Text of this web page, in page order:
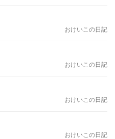
おけいこの日記
おけいこの日記
おけいこの日記
おけいこの日記